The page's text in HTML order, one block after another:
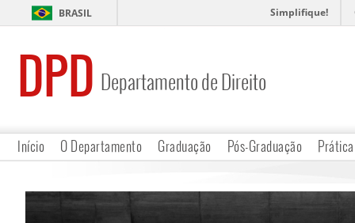
BRASIL Simplifique!
DPD Departamento de Direito
Início O Departamento Graduação Pós-Graduação